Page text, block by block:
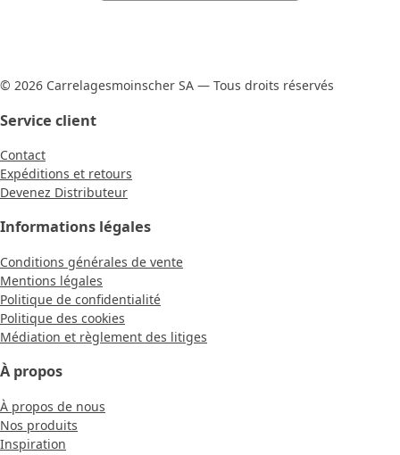
© 2026 Carrelagesmoinscher SA — Tous droits réservés
Service client
Contact
Expéditions et retours
Devenez Distributeur
Informations légales
Conditions générales de vente
Mentions légales
Politique de confidentialité
Politique des cookies
Médiation et règlement des litiges
À propos
À propos de nous
Nos produits
Inspiration